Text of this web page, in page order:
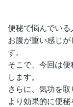
便秘で悩んでいる
お腹が重い感じ
す。
そこで、今回は
します。
さらに、気功を取
より効果的に便秘